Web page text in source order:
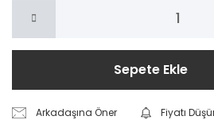
Sepete Ekle
Arkadaşına Öner
Fiyatı